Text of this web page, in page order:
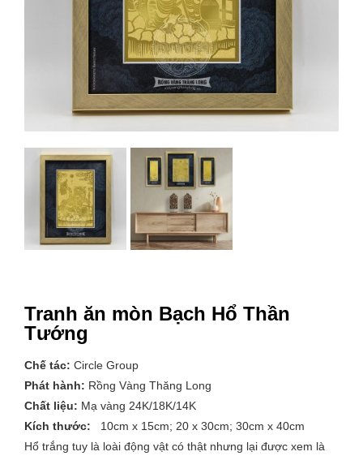
Tranh ăn mòn Bạch Hổ Thần
Tướng
Chế tác: Circle Group
Phát hành: Rồng Vàng Thăng Long
Chất liệu: Mạ vàng 24K/18K/14K
Kích thước: 10cm x 15cm; 20 x 30cm; 30cm x 40cm
Hổ trắng tuy là loài động vật có thật nhưng lại được xem là